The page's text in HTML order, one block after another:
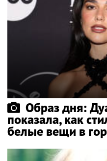
Образ дня:
показала, как
белые вещи в